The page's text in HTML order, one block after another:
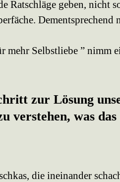
Ratschläge geben, nicht
Dementsprechend
mehr Selbstliebe ” nimm
zur Lösung
verstehen, was
die ineinander